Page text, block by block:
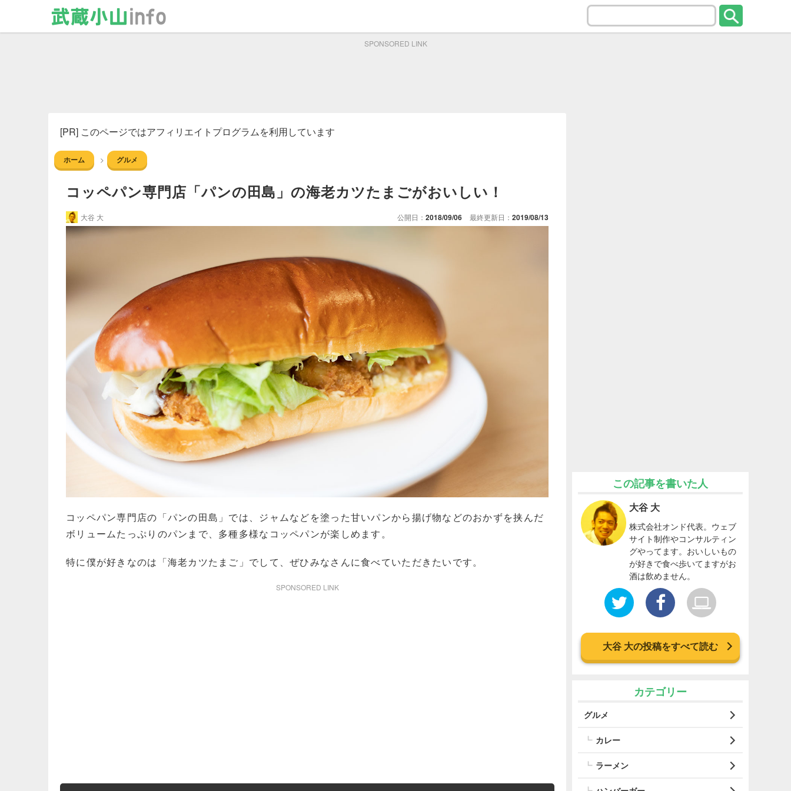
SPONSORED LINK
[PR] このページではアフィリエイトプログラムを利用しています
ホーム グルメ
コッペパン専門店「パンの田島」の海老カツたまごがおいしい！
大谷 大 公開日： 2018/09/06 最終更新日： 2019/08/13
コッペパン専門店の「パンの田島」では、ジャムなどを塗った甘いパンから揚げ物などのおかずを挟んだ
ボリュームたっぷりのパンまで、多種多様なコッペパンが楽しめます。
特に僕が好きなのは「海老カツたまご」でして、ぜひみなさんに食べていただきたいです。
SPONSORED LINK
この記事を書いた人
大谷 大
株式会社オンド代表。ウェブ
サイト制作やコンサルティン
グやってます。おいしいもの
が好きで食べ歩いてますがお
酒は飲めません。
大谷 大の投稿をすべて読む
カテゴリー
グルメ
カレー
ラーメン